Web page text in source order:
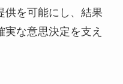
供を可能にし、結果
な意思決定を支え